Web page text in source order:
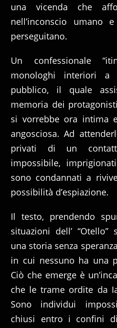
una vicenda che
nell’inconscio umano
perseguitano.
Un confessionale
monologhi interiori a
pubblico, il quale
memoria dei
si vorrebbe ora intima
angosciosa. Ad
privati di un
impossibile,
sono condannati a
possibilità d’espiazione.
Il testo, prendendo
situazioni dell’ “Otello”
una storia senza
in cui nessuno ha una
Ciò che emerge è
che le trame ordite da
Sono individui
chiusi entro i confini